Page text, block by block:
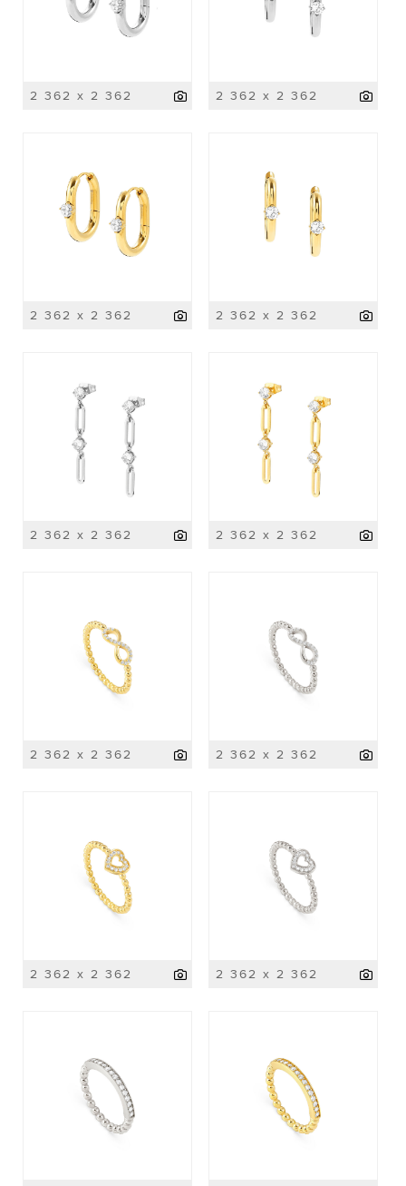
2 362 x 2 362 2 362 x 2 362
2 362 x 2 362 2 362 x 2 362
2 362 x 2 362 2 362 x 2 362
2 362 x 2 362 2 362 x 2 362
2 362 x 2 362 2 362 x 2 362